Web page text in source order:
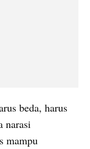
beda, harus
narasi
mampu